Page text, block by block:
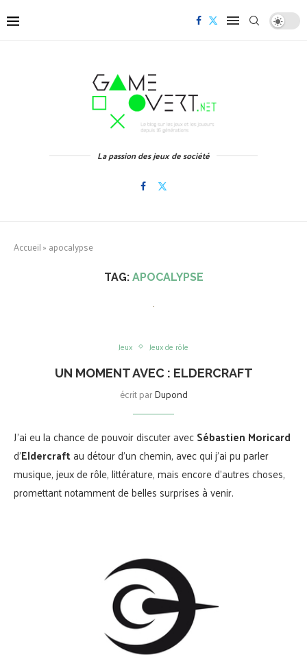
La passion des jeux de société
Accueil» apocalypse
TAG: APOCALYPSE
Jeux Jeux de rôle
UN MOMENT AVEC : ELDERCRAFT
écrit parDupond
J’ai eu la chance de pouvoir discuter avecSébastien Moricard
d’Eldercraftau détour d’un chemin, avec qui j’ai pu parler
musique, jeux de rôle, littérature, mais encore d’autres choses,
promettant notamment de belles surprises à venir.